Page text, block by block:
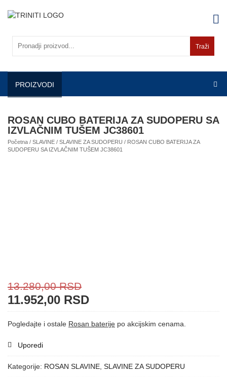
Traži
PROIZVODI
ROSAN CUBO BATERIJA ZA SUDOPERU SA
IZVLAČNIM TUŠEM JC38601
Početna / SLAVINE / SLAVINE ZA SUDOPERU / ROSAN CUBO BATERIJA ZA
SUDOPERU SA IZVLAČNIM TUŠEM JC38601
13.280,00RSD
11.952,00 RSD
Pogledajte i ostale Rosan baterije po akcijskim cenama.
Uporedi
Kategorije: ROSAN SLAVINE SLAVINE ZA SUDOPERU